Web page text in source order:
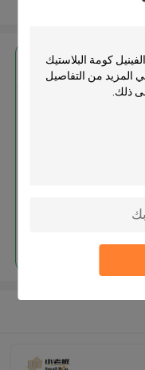
ل